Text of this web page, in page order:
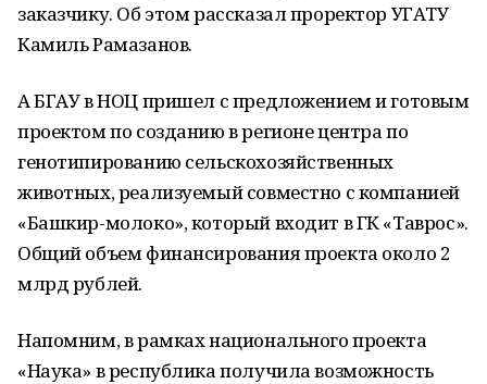
заказчику. Об этом рассказал проректор УГАТУ
Камиль Рамазанов.
А БГАУ в НОЦ пришел с предложением и готовым
проектом по созданию в регионе центра по
генотипированию сельскохозяйственных
животных, реализуемый совместно с компанией
«Башкир-молоко», который входит в ГК «Таврос».
Общий объем финансирования проекта около 2
млрд рублей.
Напомним, в рамках национального проекта
«Наука» в республика получила возможность